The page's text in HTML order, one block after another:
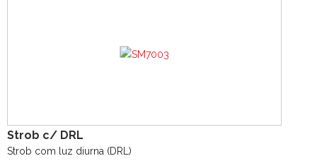
Strob c/ DRL
Strob com luz diurna (DRL)